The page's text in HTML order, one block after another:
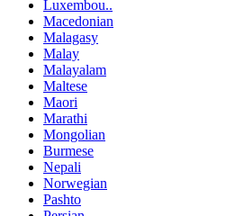
Luxembou..
Macedonian
Malagasy
Malay
Malayalam
Maltese
Maori
Marathi
Mongolian
Burmese
Nepali
Norwegian
Pashto